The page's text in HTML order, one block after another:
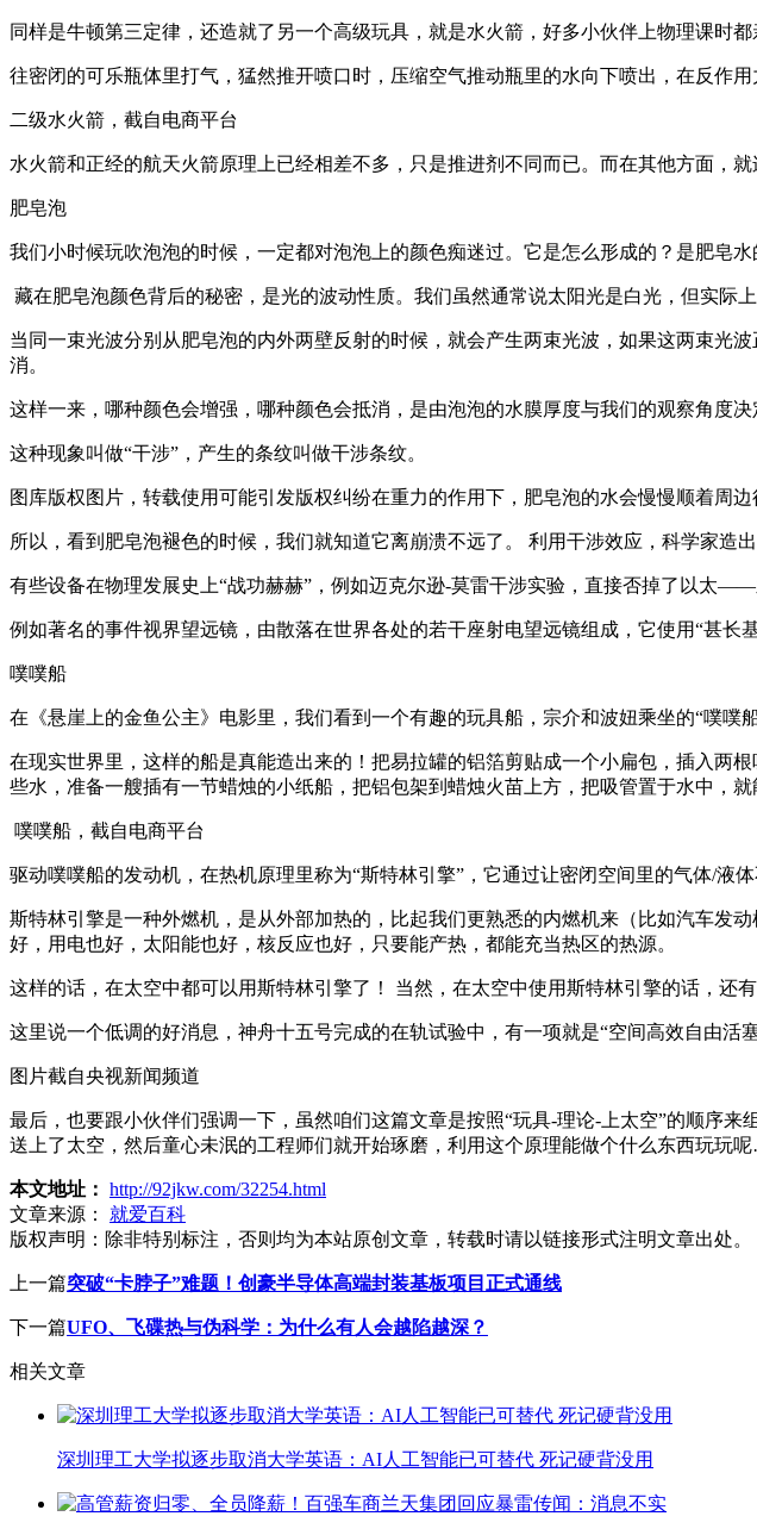
同样是牛顿第三定律，还造就了另一个高级玩具，就是水火箭，好多小伙伴上物理课时都
往密闭的可乐瓶体里打气，猛然推开喷口时，压缩空气推动瓶里的水向下喷出，在反作
二级水火箭，截自电商平台
水火箭和正经的航天火箭原理上已经相差不多，只是推进剂不同而已。而在其他方面，
肥皂泡
我们小时候玩吹泡泡的时候，一定都对泡泡上的颜色痴迷过。它是怎么形成的？是肥皂
藏在肥皂泡颜色背后的秘密，是光的波动性质。我们虽然通常说太阳光是白光，但实际
当同一束光波分别从肥皂泡的内外两壁反射的时候，就会产生两束光波，如果这两束光
消。
这样一来，哪种颜色会增强，哪种颜色会抵消，是由泡泡的水膜厚度与我们的观察角度决
这种现象叫做“干涉”，产生的条纹叫做干涉条纹。
图库版权图片，转载使用可能引发版权纠纷在重力的作用下，肥皂泡的水会慢慢顺着周
所以，看到肥皂泡褪色的时候，我们就知道它离崩溃不远了。 利用干涉效应，科学家造
有些设备在物理发展史上“战功赫赫”，例如迈克尔逊-莫雷干涉实验，直接否掉了以太
例如著名的事件视界望远镜，由散落在世界各处的若干座射电望远镜组成，它使用“甚长
噗噗船
在《悬崖上的金鱼公主》电影里，我们看到一个有趣的玩具船，宗介和波妞乘坐的“噗
在现实世界里，这样的船是真能造出来的！把易拉罐的铝箔剪贴成一个小扁包，插入两
些水，准备一艘插有一节蜡烛的小纸船，把铝包架到蜡烛火苗上方，把吸管置于水中，就
噗噗船，截自电商平台
驱动噗噗船的发动机，在热机原理里称为“斯特林引擎”，它通过让密闭空间里的气体/液
斯特林引擎是一种外燃机，是从外部加热的，比起我们更熟悉的内燃机来（比如汽车发
好，用电也好，太阳能也好，核反应也好，只要能产热，都能充当热区的热源。
这样的话，在太空中都可以用斯特林引擎了！ 当然，在太空中使用斯特林引擎的话，还
这里说一个低调的好消息，神舟十五号完成的在轨试验中，有一项就是“空间高效自由
图片截自央视新闻频道
最后，也要跟小伙伴们强调一下，虽然咱们这篇文章是按照“玩具-理论-上太空”的顺序
送上了太空，然后童心未泯的工程师们就开始琢磨，利用这个原理能做个什么东西玩玩
本文地址： http://92jkw.com/32254.html
文章来源：
就爱百科
版权声明： 除非特别标注，否则均为本站原创文章，转载时请以链接形式注明文章出处。
上一篇突破“卡脖子”难题！创豪半导体高端封装基板项目正式通线
下一篇UFO、飞碟热与伪科学：为什么有人会越陷越深？
相关文章
深圳理工大学拟逐步取消大学英语：AI人工智能已可替代 死记硬背没用